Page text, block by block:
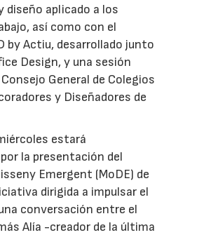
diseño aplicado a los
así como con el
by Actiu, desarrollado junto
Design, y una sesión
General de Colegios
y Diseñadores de
estará
la presentación del
Emergent (MoDE) de
dirigida a impulsar el
conversación entre el
Alía -creador de la última